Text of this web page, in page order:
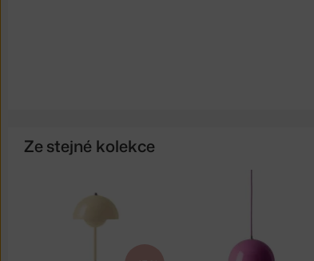
Ze stejné kolekce